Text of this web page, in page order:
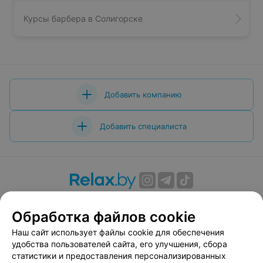
Курсы барбера в Солигорске
Добавить компанию
Добавить специалиста
Вакансии
Публичный договор
Способы оплаты
Публичный договор по использованию сервиса
«Афиша»
Пользовательское соглашение
Обработка файлов cookie
Наш сайт использует файлы cookie для обеспечения
удобства пользователей сайта, его улучшения, сбора
статистики и предоставления персонализированных